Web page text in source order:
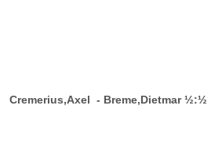
Cremerius,Axel - Breme,Dietmar ½:½